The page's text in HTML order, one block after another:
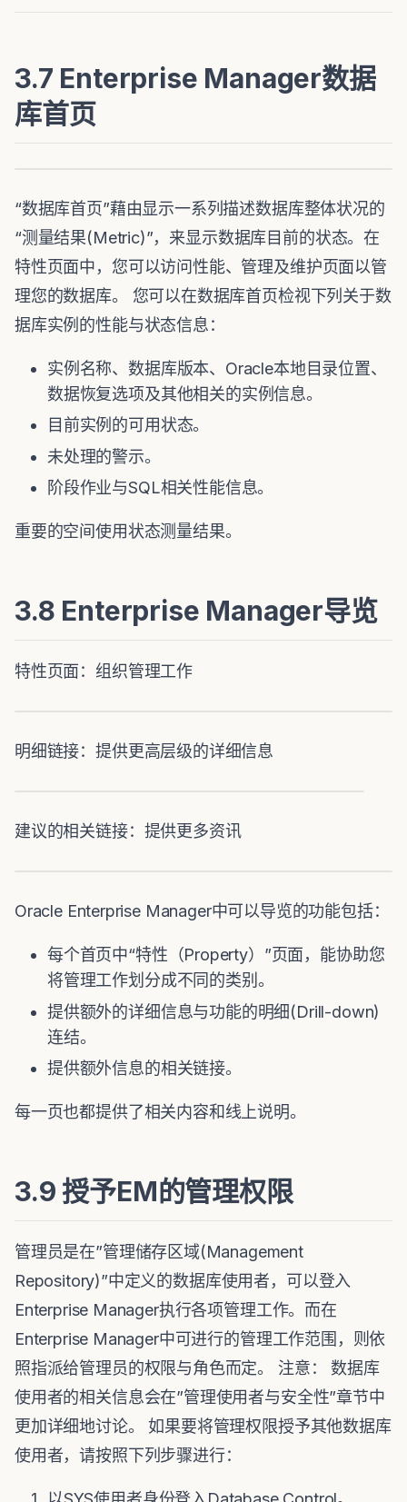
3.7 Enterprise Manager数据
库首页
“数据库首页”藉由显示一系列描述数据库整体状况的
“测量结果(Metric)”，来显示数据库目前的状态。在
特性页面中，您可以访问性能、管理及维护页面以管
理您的数据库。 您可以在数据库首页检视下列关于数
据库实例的性能与状态信息：
实例名称、数据库版本、Oracle本地目录位置、
数据恢复选项及其他相关的实例信息。
目前实例的可用状态。
未处理的警示。
阶段作业与SQL相关性能信息。
重要的空间使用状态测量结果。
3.8 Enterprise Manager导览
特性页面：组织管理工作
明细链接：提供更高层级的详细信息
建议的相关链接：提供更多资讯
Oracle Enterprise Manager中可以导览的功能包括：
每个首页中“特性（Property）”页面，能协助您
将管理工作划分成不同的类别。
提供额外的详细信息与功能的明细(Drill-down)
连结。
提供额外信息的相关链接。
每一页也都提供了相关内容和线上说明。
3.9 授予EM的管理权限
管理员是在”管理储存区域(Management
Repository)”中定义的数据库使用者，可以登入
Enterprise Manager执行各项管理工作。而在
Enterprise Manager中可进行的管理工作范围，则依
照指派给管理员的权限与角色而定。 注意： 数据库
使用者的相关信息会在”管理使用者与安全性”章节中
更加详细地讨论。 如果要将管理权限授予其他数据库
使用者，请按照下列步骤进行：